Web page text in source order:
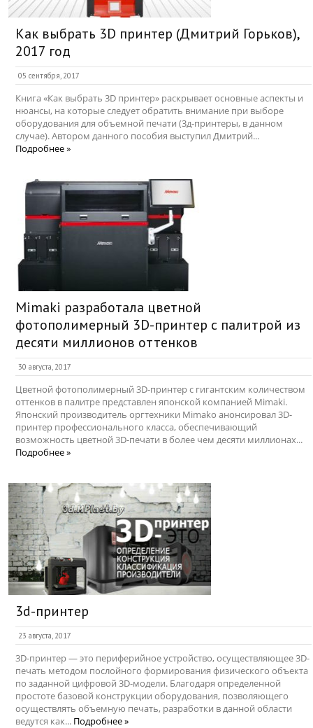
Как выбрать 3D принтер (Дмитрий Горьков),
2017 год
05 сентября, 2017
Книга «Как выбрать 3D принтер» раскрывает основные аспекты и
нюансы, на которые следует обратить внимание при выборе
оборудования для объемной печати (3д-принтеры, в данном
случае). Автором данного пособия выступил Дмитрий...
Подробнее »
Mimaki разработала цветной
фотополимерный 3D-принтер с палитрой из
десяти миллионов оттенков
30 августа, 2017
Цветной фотополимерный 3D-принтер с гигантским количеством
оттенков в палитре представлен японской компанией Mimaki.
Японский производитель оргтехники Mimako анонсировал 3D-
принтер профессионального класса, обеспечивающий
возможность цветной 3D-печати в более чем десяти миллионах...
Подробнее »
3d-принтер
23 августа, 2017
3D-принтер — это периферийное устройство, осуществляющее 3D-
печать методом послойного формирования физического объекта
по заданной цифровой 3D-модели. Благодаря определенной
простоте базовой конструкции оборудования, позволяющего
осуществлять объемную печать, разработки в данной области
ведутся как... Подробнее »